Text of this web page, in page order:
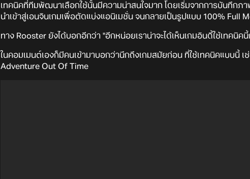
เทคนิคที่ทีมพัฒนาเลือกใช้นั้นมีความน่าสนใจมาก โดยเริ่มจากการบันทึกภ
นำเข้าสู่เอนจินเกมเพื่อตัดแบ่งแอนิเมชั่น จนกลายเป็นรูปแบบ 100% Full
ทาง Rooster ยังได้บอกอีกว่า "อีกหน่อยเราน่าจะได้เห็นเกมอินดี้ใช้เทคนิค
ในคอมเมนต์เองก็มีคนเข้ามาบอกว่านึกถึงเกมสมัยก่อน ที่ใช้เทคนิคแบบนี้
Adventure Out Of Time